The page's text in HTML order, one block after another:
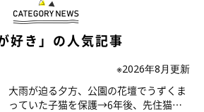
好き」の人気記事
※2026年8月更新
大雨が迫る夕方、公園の花壇でうずくま
っていた子猫を保護→6年後、先住猫